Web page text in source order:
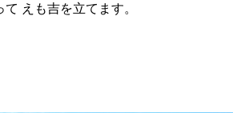
えも吉を立てます。